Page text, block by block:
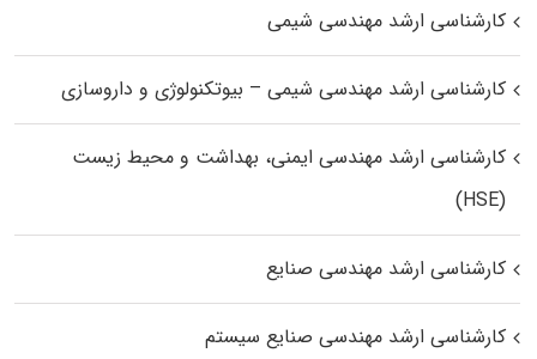
کارشناسی ارشد مهندسی شیمی
کارشناسی ارشد مهندسی شیمی – بیوتکنولوژی و داروسازی
کارشناسی ارشد مهندسی ایمنی، بهداشت و محیط زیست
(HSE)
کارشناسی ارشد مهندسی صنایع
کارشناسی ارشد مهندسی صنایع سیستم